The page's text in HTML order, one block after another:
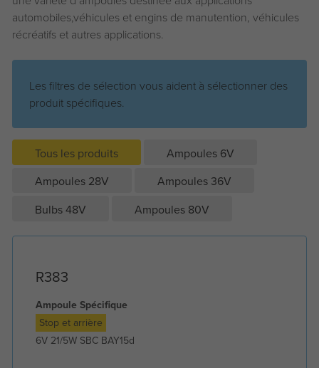
automobiles,véhicules et engins de manutention, véhicules
récréatifs et autres applications.
Les filtres de sélection vous aident à sélectionner des
produit spécifiques.
Tous les produits
Ampoules 6V
Ampoules 28V
Ampoules 36V
Bulbs 48V
Ampoules 80V
R383
Ampoule Spécifique
Stop et arrière
6V 21/5W SBC BAY15d